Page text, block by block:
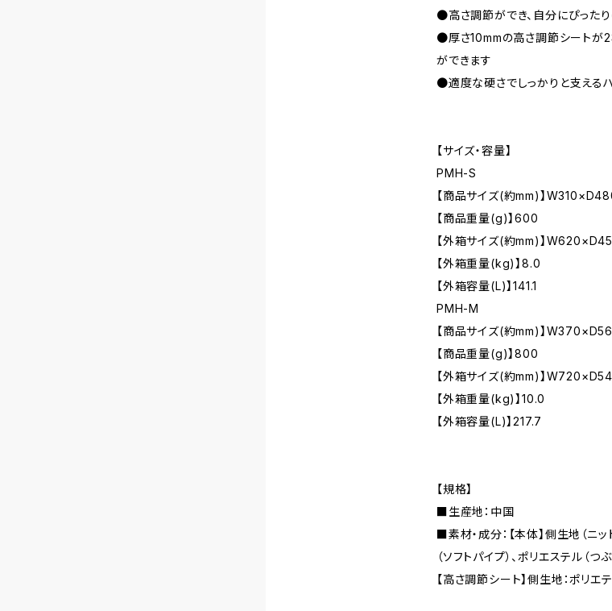
●高さ調節ができ、自分にぴった
●厚さ10mmの高さ調節シートが2
ができます
●適度な硬さでしっかりと支える
【サイズ・容量】
PMH-S
【商品サイズ(約mm)】
【商品重量(g)】600
【外箱サイズ(約mm)】
【外箱重量(kg)】8.0
【外箱容量(L)】141.1
PMH-M
【商品サイズ(約mm)】
【商品重量(g)】800
【外箱サイズ(約mm)】
【外箱重量(kg)】10.0
【外箱容量(L)】217.7
【規格】
■生産地：中国
■素材・成分：【本体】側生地（ニ
（ソフトパイプ）、ポリエステル（つぶ
【高さ調節シート】側生地：ポリエ